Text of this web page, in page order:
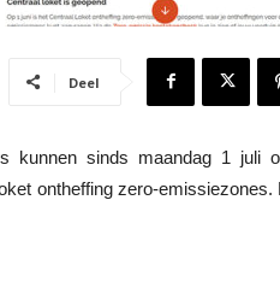
Deel
kunnen sinds maandag 1 juli
ontheffing zero-